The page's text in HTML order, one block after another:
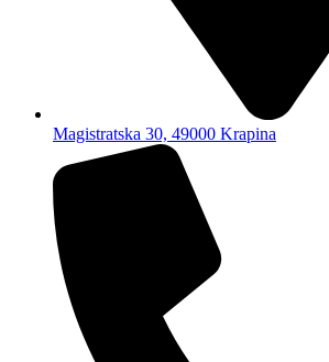
Magistratska 30, 49000 Krapina